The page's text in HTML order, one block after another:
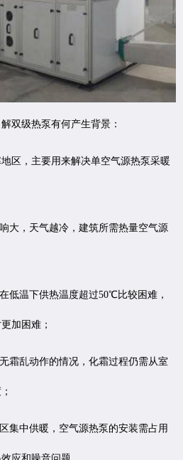
双级热泵有何产生背景：
区，主要用来解决单空气源热泵采暖
大，天气越冷，建筑所需热量空气源
低温下供热温度超过50℃比较困难，
加困难；
霜乱动作的情况，化霜过程仍需从室
集中供暖，空气源热泵的安装需占用